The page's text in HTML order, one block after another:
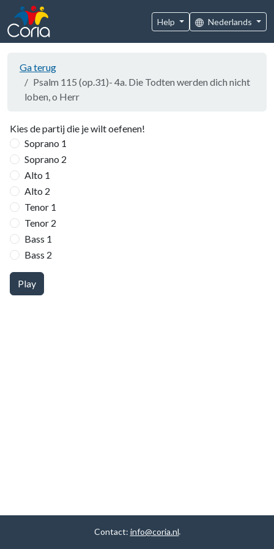
Help Nederlands
Ga terug
Psalm 115 (op.31)- 4a. Die Todten werden dich nicht
loben, o Herr
Kies de partij die je wilt oefenen!
Soprano 1
Soprano 2
Alto 1
Alto 2
Tenor 1
Tenor 2
Bass 1
Bass 2
Play
Contact: info@coria.nl.